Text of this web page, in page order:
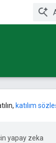
katılım
yapay zeka